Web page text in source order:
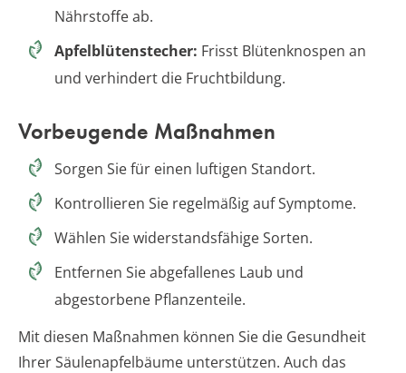
Nährstoffe ab.
Apfelblütenstecher: Frisst Blütenknospen an
und verhindert die Fruchtbildung.
Vorbeugende Maßnahmen
Sorgen Sie für einen luftigen Standort.
Kontrollieren Sie regelmäßig auf Symptome.
Wählen Sie widerstandsfähige Sorten.
Entfernen Sie abgefallenes Laub und
abgestorbene Pflanzenteile.
Mit diesen Maßnahmen können Sie die Gesundheit
Ihrer Säulenapfelbäume unterstützen. Auch das